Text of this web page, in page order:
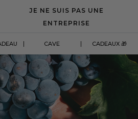
JE NE SUIS PAS UNE
ENTREPRISE
CAVE CADEAUX 🎁